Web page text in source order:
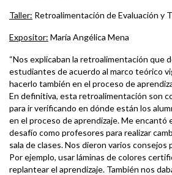
Taller: Retroalimentación de Evaluación y
Expositor: María Angélica Mena
“Nos explicaban la retroalimentación que
estudiantes de acuerdo al marco teórico
hacerlo también en el proceso de
En definitiva, esta retroalimentación son
para ir verificando en dónde están los
en el proceso de aprendizaje. Me encantó
desafío como profesores para realizar
sala de clases. Nos dieron varios consejos
Por ejemplo, usar láminas de colores
replantear el aprendizaje. También nos